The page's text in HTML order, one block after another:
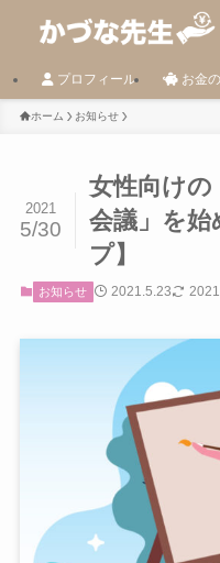
プロフィール お金
ホーム お知らせ
女性向け
会議」を始
プ】
2021
5/30
お知らせ 2021.5.23